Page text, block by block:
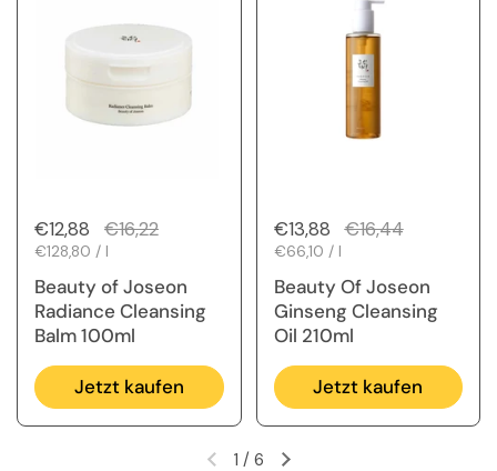
Regulärer Preis
€12,88 Sale-Preis
€16,22
Stückpreis
€128,80 / l
Beauty of Joseon
Radiance Cleansing
Balm 100ml
Jetzt kaufen
Regulärer Preis
€13,88 Sale-Preis
€16,44
Stückpreis
€66,10 / l
Beauty Of Joseon
Ginseng Cleansing
Oil 210ml
Jetzt kaufen
1 / 6